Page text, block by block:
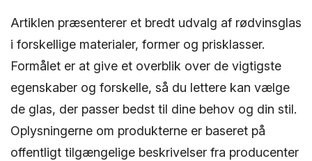
Artiklen præsenterer et bredt udvalg af rødvinsglas
i forskellige materialer, former og prisklasser.
Formålet er at give et overblik over de vigtigste
egenskaber og forskelle, så du lettere kan vælge
de glas, der passer bedst til dine behov og din stil.
Oplysningerne om produkterne er baseret på
offentligt tilgængelige beskrivelser fra producenter